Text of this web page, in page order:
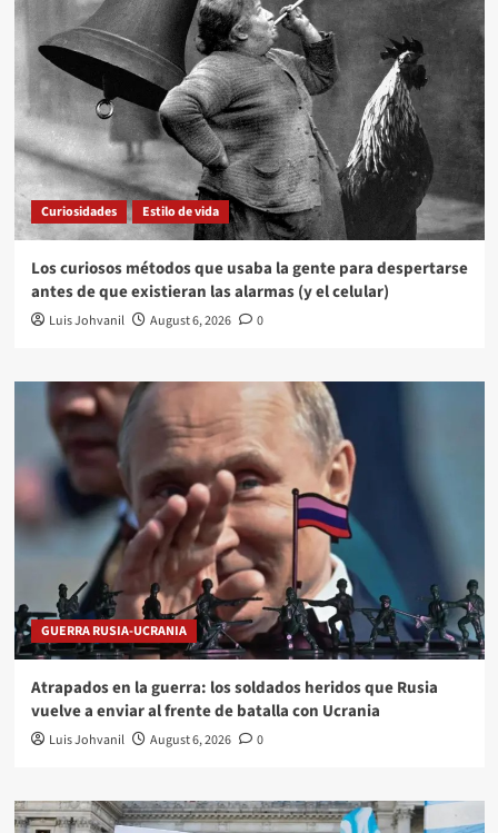
Curiosidades Estilo de vida
Los curiosos métodos que usaba la gente para despertarse
antes de que existieran las alarmas (y el celular)
Luis Johvanil August 6, 2026 0
GUERRA RUSIA-UCRANIA
Atrapados en la guerra: los soldados heridos que Rusia
vuelve a enviar al frente de batalla con Ucrania
Luis Johvanil August 6, 2026 0